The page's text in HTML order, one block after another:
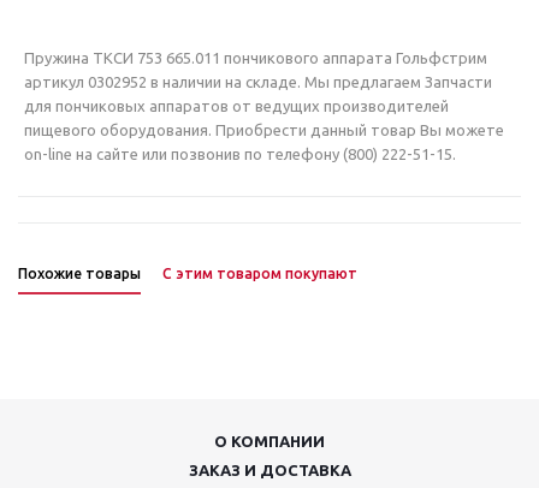
Пружина ТКСИ 753 665.011 пончикового аппарата Гольфстрим
артикул 0302952 в наличии на складе. Мы предлагаем Запчасти
для пончиковых аппаратов от ведущих производителей
пищевого оборудования. Приобрести данный товар Вы можете
on-line на сайте или позвонив по телефону (800) 222-51-15.
Похожие товары С этим товаром покупают
О КОМПАНИИ
ЗАКАЗ И ДОСТАВКА